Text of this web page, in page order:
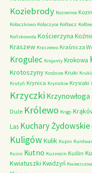
Koziebrody Kozienice Kozin
Kołaczkowo Kołaczyce Kołbacz
Końskowola Kościerzyna
Kraszew Kraszewo Kraśnicza
Krogulec Krojanty Krokowa
Krotoszyny Krośnice Kruki
Krutyń Krynica Krynickie Krysiaki
Krzyczki Krzynowłoga
Duże Królewo Krągi
Las Kuchary Żydowskie
KuligówKulik Kupin
Kusin Kutno Kuznocin Kuślin
Kwiatuszki Kwidzyń